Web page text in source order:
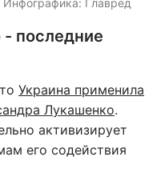
Главред
последние
Украина применила
Лукашенко.
активизирует
его содействия